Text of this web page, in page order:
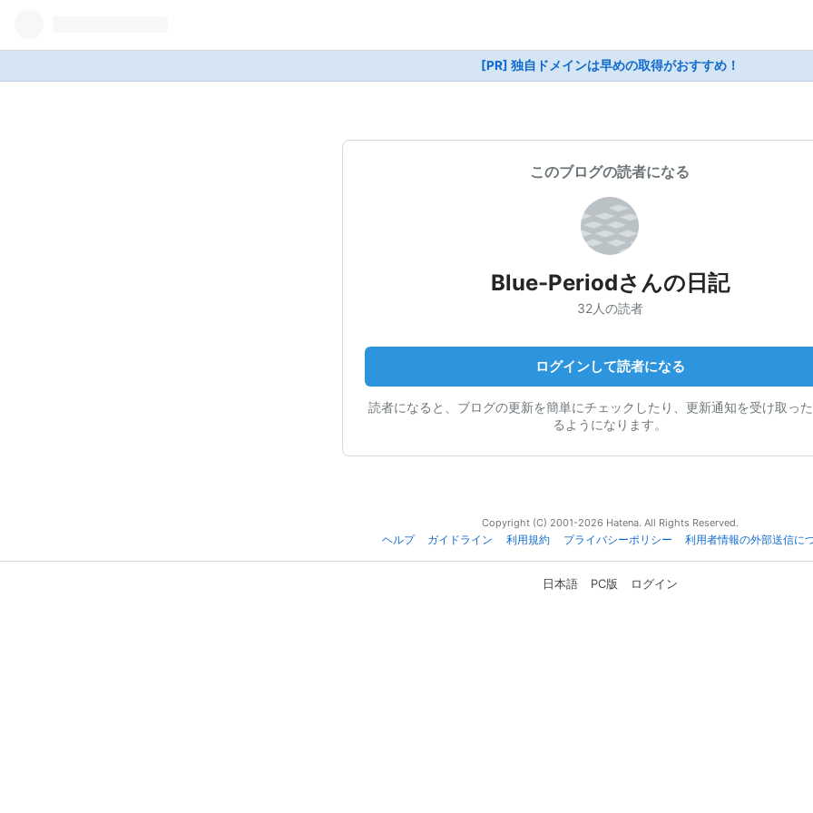
[PR] 独自ドメインは早めの取得がおすすめ！
このブログの読者になる
Blue-Periodさんの日記
32人の読者
ログインして読者になる
読者になると、ブログの更新を簡単にチェックしたり、更新通知を受け取っ
るようになります。
Copyright (C) 2001-2026 Hatena. All Rights Reserved.
ヘルプ
ガイドライン 利用規約 プライバシーポリシー 利用者情報の外部送信に
日本語 PC版 ログイン